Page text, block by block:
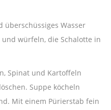
überschüssiges Wasser
würfeln, die Schalotte in
Spinat und Kartoffeln
Suppe köcheln
Mit einem Pürierstab fein